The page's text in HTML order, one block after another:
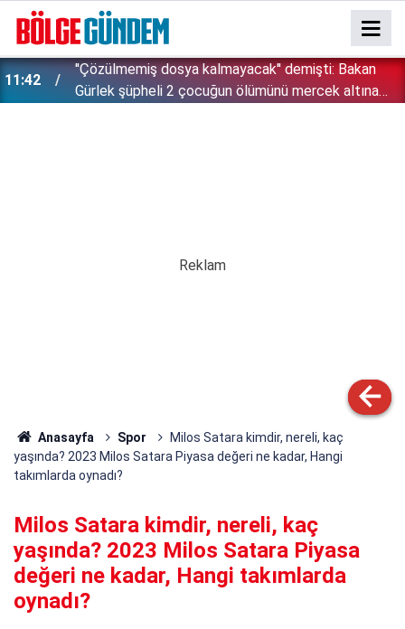
11:42
''Çözülmemiş dosya kalmayacak'' demişti: Bakan
Gürlek şüpheli 2 çocuğun ölümünü mercek altına
Anasayfa Spor
Milos Satara kimdir, nereli, kaç
yaşında? 2023 Milos Satara Piyasa değeri ne kadar, Hangi
takımlarda oynadı?
Milos Satara kimdir, nereli, kaç
yaşında? 2023 Milos Satara Piyasa
değeri ne kadar, Hangi takımlarda
oynadı?